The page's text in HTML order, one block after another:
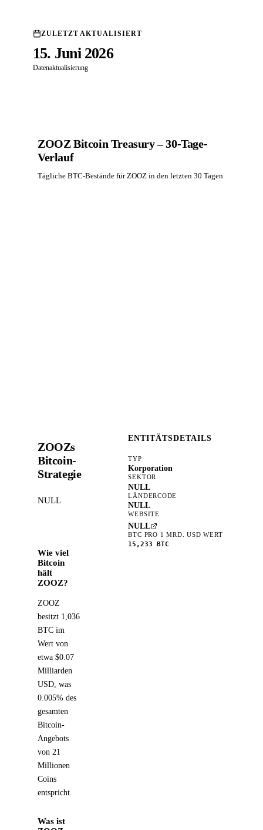
ZULETZT AKTUALISIERT
15. Juni 2026
Datenaktualisierung
ZOOZ Bitcoin Treasury – 30-Tage-
Verlauf
Tägliche BTC-Bestände für ZOOZ in den letzten 30 Tagen
ZOOZs
Bitcoin-
Strategie
NULL
Wie viel
Bitcoin
hält
ZOOZ?
ZOOZ
besitzt 1,036
BTC im
Wert von
etwa $0.07
Milliarden
USD, was
0.005% des
gesamten
Bitcoin-
Angebots
von 21
Millionen
Coins
entspricht.
Was ist
ENTITÄTSDETAILS
TYP
Korporation
SEKTOR
NULL
LÄNDERCODE
NULL
WEBSITE
NULL
BTC PRO 1 MRD. USD WERT
15,233 BTC